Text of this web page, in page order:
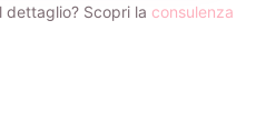
dettaglio? Scopri la consulenza